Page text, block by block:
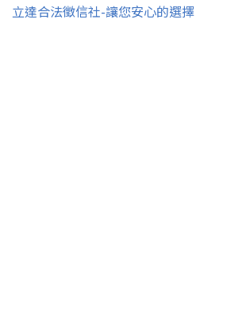
立達合法徵信社-讓您安心的選擇